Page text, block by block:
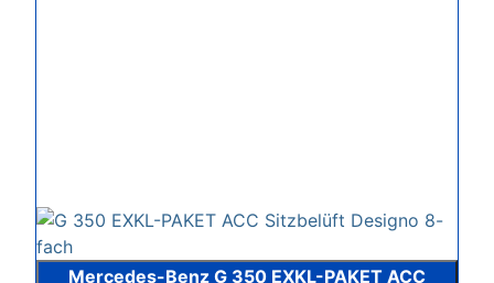
Mercedes-Benz G 350 EXKL-PAKET ACC